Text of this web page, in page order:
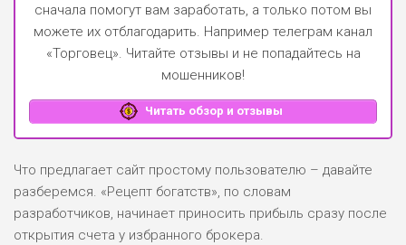
сначала помогут вам заработать, а только потом вы
можете их отблагодарить. Например телеграм канал
«Торговец». Читайте отзывы и не попадайтесь на
мошенников!
Читать обзор и отзывы
Что предлагает сайт простому пользователю – давайте
разберемся. «Рецепт богатств», по словам
разработчиков, начинает приносить прибыль сразу после
открытия счета у избранного брокера.